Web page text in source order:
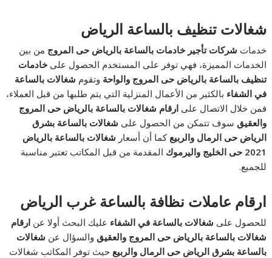
شغالات تنظيف بالساعة الرياض
خدمات شركات تأجير خادمات بالساعة بالرياض حى المروج من بين
الخدمات المميزة، فهي توفر على المستخدم الحصول علىخادمات
تنظيف بالساعة بالرياض حى المروج والواحة وتقوم شغالات بالساعة
في الشفاء بالكثير من الأعمال المنزلية التي يتم طلبها من قبل العملاء،
فمن خلال الاتصال علىارقام شغالات بالساعة بالرياض حى المروج
والعقيق سوف تتمكن من الحصول على شغالات بالساعة بشرق
الرياض حى الرمال والربيعكما أن أسعار شغالات بالساعة بالرياض
2021 حى الخليج واليرموك
المقدمة من قبل المكاتب تعتبر مناسبة
للجميع.
ارقام عاملات نظافة بالساعة غرب الرياض
للحصول على شغالات بالساعة في الشفاء عليك البحث أولا عنارقام
شغالات بالساعة بالرياض حى المروج والعقيق والسؤال عن شغالات
بالساعة بشرق الرياض حى الرمال والربيع حيث توفر المكاتب شغالات